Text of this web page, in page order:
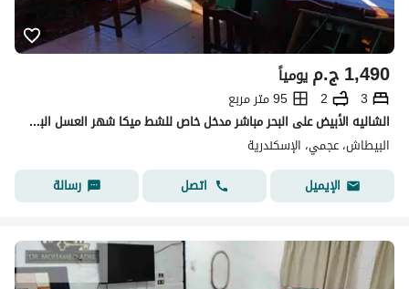
ج.م1,490 يومياً
3
2
95 متر مربع
الشاليه الأبيض على البحر مباشر مدخل خاص للشط ميكا شهر العسل البيطاش العجمي الإسكندرية
البيطاش، عجمي، الإسكندرية
الإيميل
اتصل رسالة